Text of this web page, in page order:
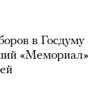
в Госдуму
«Мемориал»